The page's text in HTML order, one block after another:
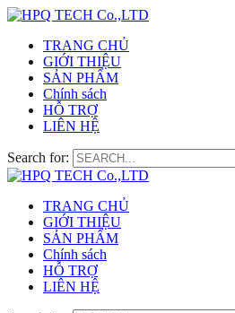
TRANG CHỦ
GIỚI THIỆU
SẢN PHẨM
Chính sách
HỖ TRỢ
LIÊN HỆ
Search for:
TRANG CHỦ
GIỚI THIỆU
SẢN PHẨM
Chính sách
HỖ TRỢ
LIÊN HỆ